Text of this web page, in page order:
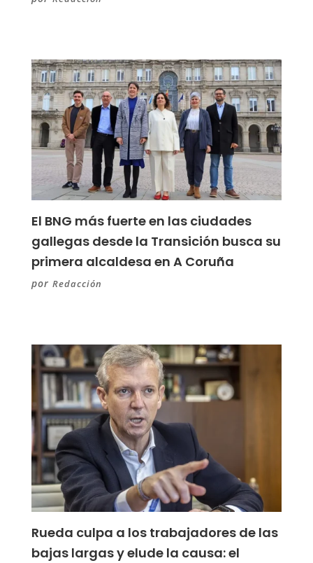
El BNG más fuerte en las ciudades
gallegas desde la Transición busca su
primera alcaldesa en A Coruña
por Redacción
Rueda culpa a los trabajadores de las
bajas largas y elude la causa: el